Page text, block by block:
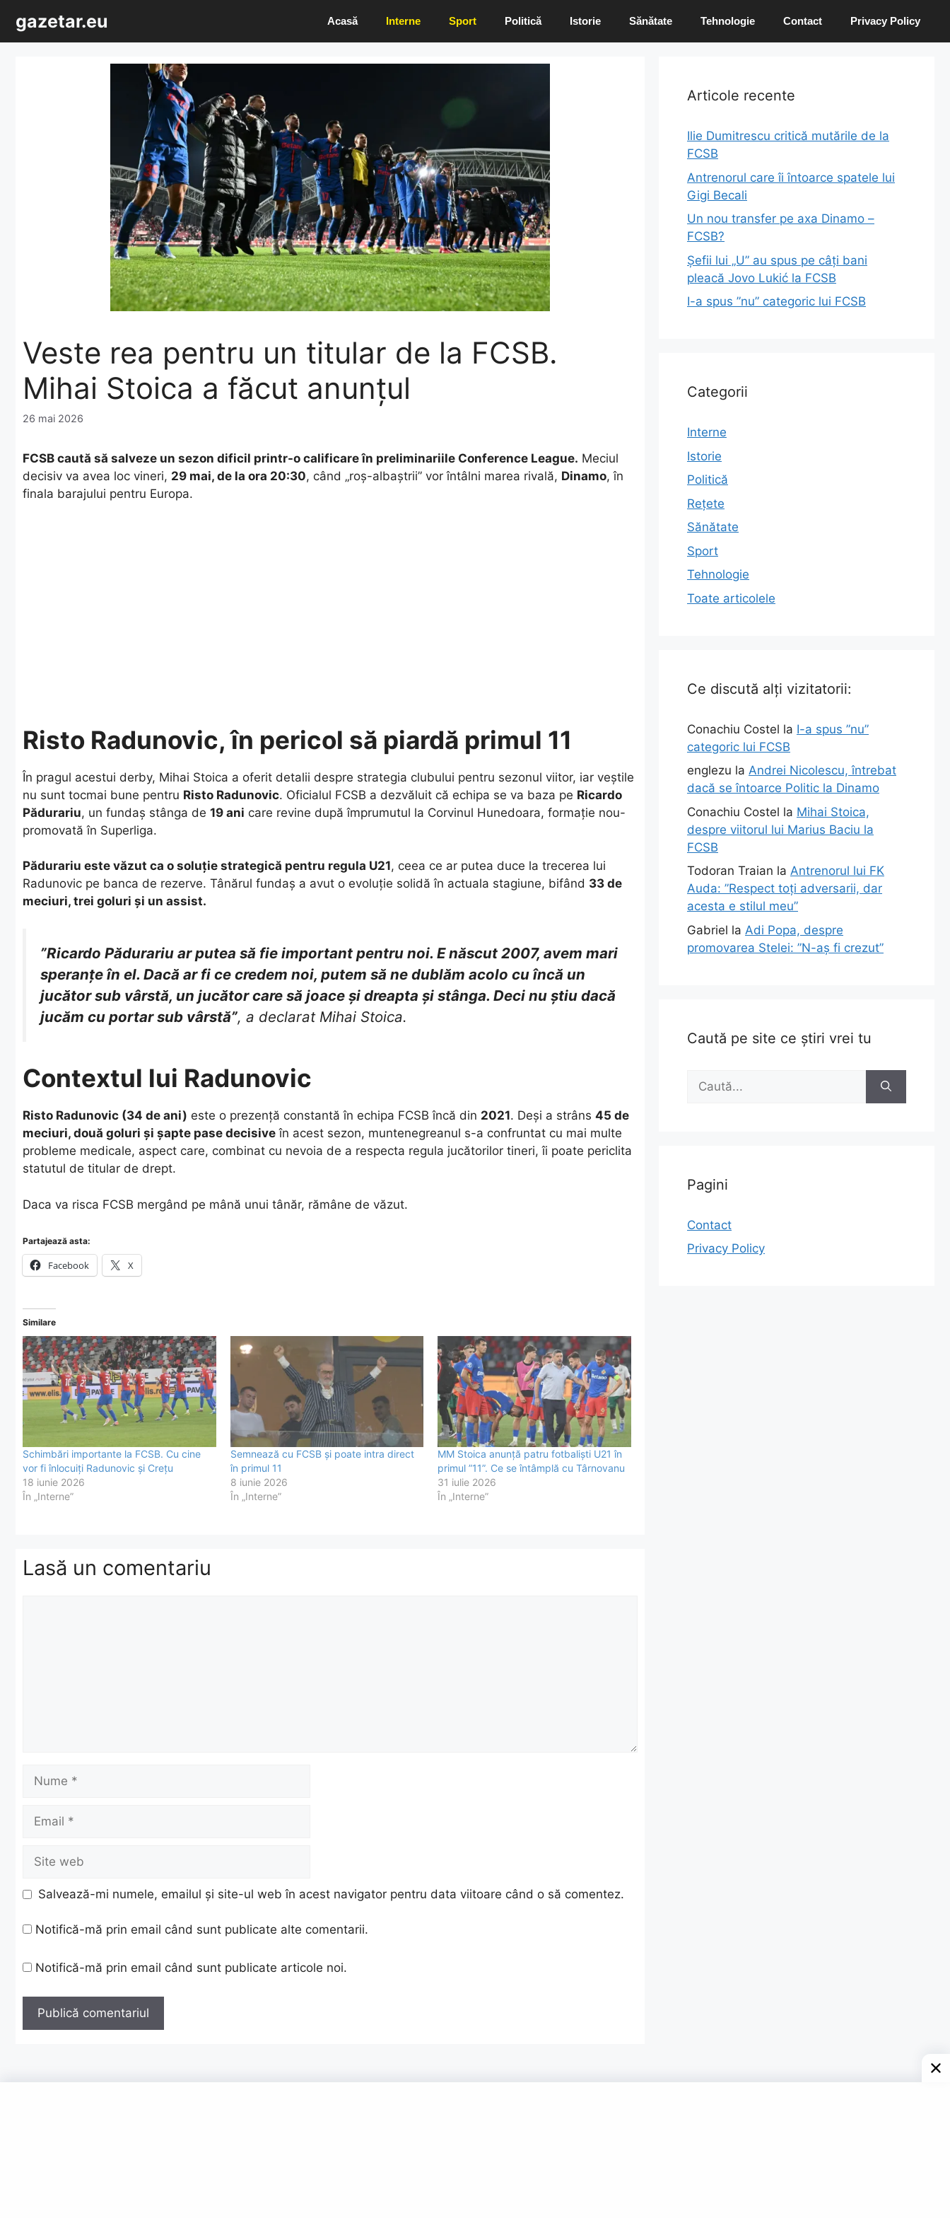
conținut
gazetar.eu Acasă Interne Sport Politică Istorie Sănătate Tehnologie Contact Privacy Policy
Veste rea pentru un titular de la FCSB.
Mihai Stoica a făcut anunțul
26 mai 2026
FCSB caută să salveze un sezon dificil printr-o calificare în preliminariile Conference League. Meciul
decisiv va avea loc vineri, 29 mai, de la ora 20:30, când „roș-albaștrii” vor întâlni marea rivală, Dinamo, în
finala barajului pentru Europa.
Risto Radunovic, în pericol să piardă primul 11
​În pragul acestui derby, Mihai Stoica a oferit detalii despre strategia clubului pentru sezonul viitor, iar veștile
nu sunt tocmai bune pentru Risto Radunovic. Oficialul FCSB a dezvăluit că echipa se va baza pe Ricardo
Pădurariu, un fundaș stânga de 19 ani care revine după împrumutul la Corvinul Hunedoara, formație nou-
promovată în Superliga.
Pădurariu este văzut ca o soluție strategică pentru regula U21, ceea ce ar putea duce la trecerea lui
Radunovic pe banca de rezerve. Tânărul fundaș a avut o evoluție solidă în actuala stagiune, bifând 33 de
meciuri, trei goluri și un assist.
”Ricardo Pădurariu ar putea să fie important pentru noi. E născut 2007, avem mari
speranțe în el. Dacă ar fi ce credem noi, putem să ne dublăm acolo cu încă un
jucător sub vârstă, un jucător care să joace și dreapta și stânga. Deci nu știu dacă
jucăm cu portar sub vârstă”, a declarat Mihai Stoica.
Contextul lui Radunovic
Risto Radunovic (34 de ani) este o prezență constantă în echipa FCSB încă din 2021. Deși a strâns 45 de
meciuri, două goluri și șapte pase decisive în acest sezon, muntenegreanul s-a confruntat cu mai multe
probleme medicale, aspect care, combinat cu nevoia de a respecta regula jucătorilor tineri, îi poate periclita
statutul de titular de drept.
Daca va risca FCSB mergând pe mână unui tânăr, rămâne de văzut.
Partajează asta:
Facebook X
Similare
Schimbări importante la FCSB. Cu cine
vor fi înlocuiți Radunovic și Crețu
18 iunie 2026
În „Interne”
Semnează cu FCSB și poate intra direct
în primul 11
8 iunie 2026
În „Interne”
MM Stoica anunță patru fotbaliști U21 în
primul ”11”. Ce se întâmplă cu Târnovanu
31 iulie 2026
În „Interne”
Lasă un comentariu
web
Salvează-mi numele, emailul și site-ul web în acest navigator pentru data viitoare când o să comentez.
Notifică-mă prin email când sunt publicate alte comentarii.
Notifică-mă prin email când sunt publicate articole noi.
Articole recente
Ilie Dumitrescu critică mutările de la
FCSB
Antrenorul care îi întoarce spatele lui
Gigi Becali
Un nou transfer pe axa Dinamo –
FCSB?
Șefii lui „U” au spus pe câți bani
pleacă Jovo Lukić la FCSB
I-a spus ”nu” categoric lui FCSB
Categorii
Interne
Istorie
Politică
Rețete
Sănătate
Sport
Tehnologie
Toate articolele
Ce discută alți vizitatorii:
Conachiu Costel la I-a spus ”nu”
categoric lui FCSB
englezu la Andrei Nicolescu, întrebat
dacă se întoarce Politic la Dinamo
Conachiu Costel la Mihai Stoica,
despre viitorul lui Marius Baciu la
FCSB
Todoran Traian la Antrenorul lui FK
Auda: ”Respect toți adversarii, dar
acesta e stilul meu”
Gabriel la Adi Popa, despre
promovarea Stelei: ”N-aș fi crezut”
Caută pe site ce știri vrei tu
după:
Pagini
Contact
Privacy Policy